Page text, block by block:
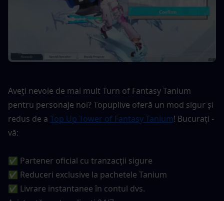
Aveți nevoie de mai mult Turn of Fantasy Tanium
pentru personaje noi? Topuplive oferă un mod sigur și
redus de a Top Up Tower of Fantasy Tanium! Bucurați -
vă:
✅ Partener oficial cu tranzacții sigure
✅ Reduceri exclusive la pachetele Tanium
✅ Livrare instantanee în contul dvs.